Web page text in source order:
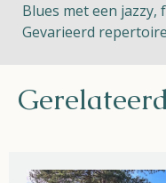
Blues met een
Gevarieerd